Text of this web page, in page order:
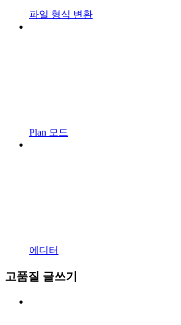
파일 형식 변환
Plan 모드
에디터
고품질 글쓰기